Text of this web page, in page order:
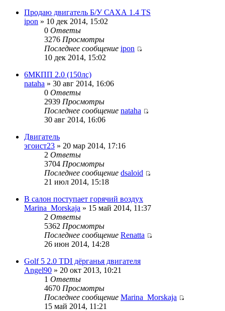
Продаю двигатель Б/У САХА 1.4 ТS
ipon » 10 дек 2014, 15:02
0 Ответы
3276 Просмотры
Последнее сообщение ipon
10 дек 2014, 15:02
6МКПП 2.0 (150лс)
nataha » 30 авг 2014, 16:06
0 Ответы
2939 Просмотры
Последнее сообщение nataha
30 авг 2014, 16:06
Двигатель
эгоист23 » 20 мар 2014, 17:16
2 Ответы
3704 Просмотры
Последнее сообщение dsaloid
21 июл 2014, 15:18
В салон поступает горячий воздух
Marina_Morskaja » 15 май 2014, 11:37
2 Ответы
5362 Просмотры
Последнее сообщение Renatta
26 июн 2014, 14:28
Golf 5 2.0 TDI дёрганья двигателя
Angel90 » 20 окт 2013, 10:21
1 Ответы
4670 Просмотры
Последнее сообщение Marina_Morskaja
15 май 2014, 11:21